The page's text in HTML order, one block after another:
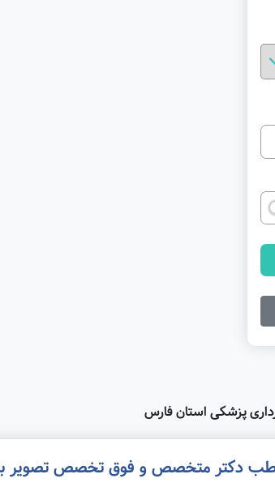
پزشکی استان فارس
مطب دکتر متخصص و فوق تخصص تصویر